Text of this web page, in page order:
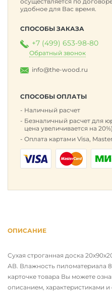
удобное для Вас время.
СПОСОБЫ ЗАКАЗА
+7 (499) 653-98-80
Обратный звонок
info@the-wood.ru
СПОСОБЫ ОПЛАТЫ
Наличный расчет
Безналичный расчет для
цена увеличивается на 20%)
Оплата картами Visa,
ОПИСАНИЕ
Сухая строганная доска
АВ. Влажность пиломатериала
карточке товара Вы можете
описанием, характеристиками